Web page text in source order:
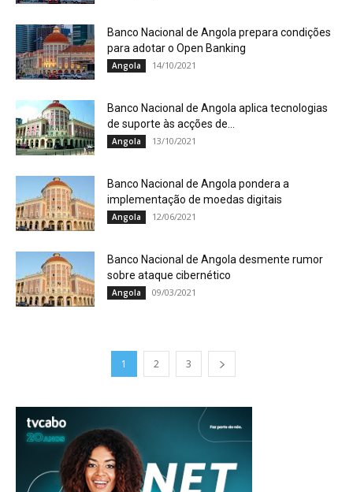
Banco Nacional de Angola prepara condições
para adotar o Open Banking
Angola 14/10/2021
Banco Nacional de Angola aplica tecnologias
de suporte às acções de...
Angola 13/10/2021
Banco Nacional de Angola pondera a
implementação de moedas digitais
Angola 12/06/2021
Banco Nacional de Angola desmente rumor
sobre ataque cibernético
Angola 09/03/2021
1 2 3